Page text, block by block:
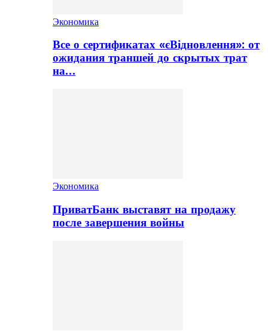
Экономика
Все о сертификатах «єВідновлення»: от
ожидания траншей до скрытых трат
на…
Экономика
ПриватБанк выставят на продажу
после завершения войны